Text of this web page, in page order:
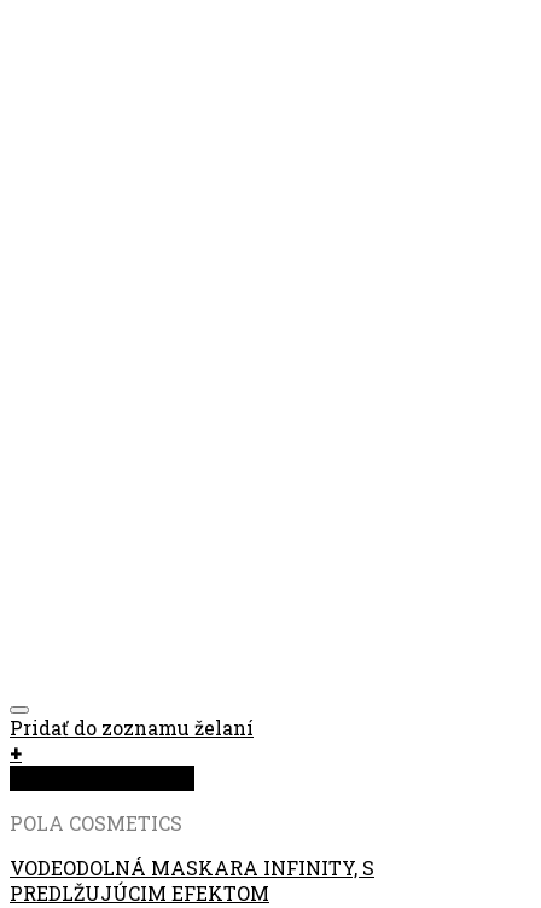
Pridať do zoznamu želaní
+
POLA COSMETICS
VODEODOLNÁ MASKARA INFINITY, S
PREDLŽUJÚCIM EFEKTOM